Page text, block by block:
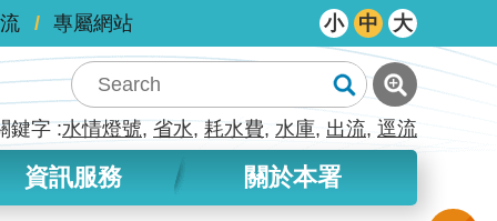
專屬網站 小 中 大
鍵字 水情燈號 省水 耗水費 水庫 出流 逕流
資訊服務 關於本署